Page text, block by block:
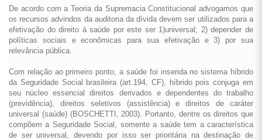
De acordo com a Teoria da Supremacia Constitucional advogamos que
os recursos advindos da auditoria da dívida devem ser utilizados para a
efetivação do direito à saúde por este ser 1)universal; 2) depender de
políticas sociais e econômicas para sua efetivação e 3) por sua
relevância pública.
Com relação ao primeiro ponto, a saúde foi inserida no sistema híbrido
da Seguridade Social brasileira (art.194, CF), híbrido pois conjuga em
seu núcleo essencial direitos derivados e dependentes do trabalho
(previdência), direitos seletivos (assistência) e direitos de caráter
universal (saúde) (BOSCHETTI, 2003). Portanto, dentre os direitos que
compõem a Seguridade Social, somente a saúde tem a característica
de ser universal, devendo por isso ser prioritária na destinação de